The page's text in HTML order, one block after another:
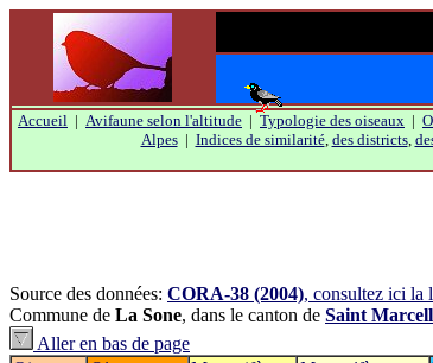
Accueil | Avifaune selon l'altitude | Typologie des oiseaux |
Alpes| Indices de similarité, des districts,
Source des données: CORA-38 (2004), consultez ici la
Commune de La Sone, dans le canton de Saint
Aller en bas de page